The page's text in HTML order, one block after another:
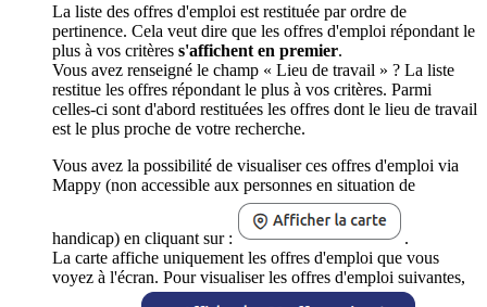
La liste des offres d'emploi est restituée par ordre de
pertinence. Cela veut dire que les offres d'emploi répondant le
plus à vos critères s'affichent en premier.
Vous avez renseigné le champ « Lieu de travail » ? La liste
restitue les offres répondant le plus à vos critères. Parmi
celles-ci sont d'abord restituées les offres dont le lieu de travail
est le plus proche de votre recherche.
Vous avez la possibilité de visualiser ces offres d'emploi via
Mappy (non accessible aux personnes en situation de
handicap) en cliquant sur :
.
La carte affiche uniquement les offres d'emploi que vous
voyez à l'écran. Pour visualiser les offres d'emploi suivantes,